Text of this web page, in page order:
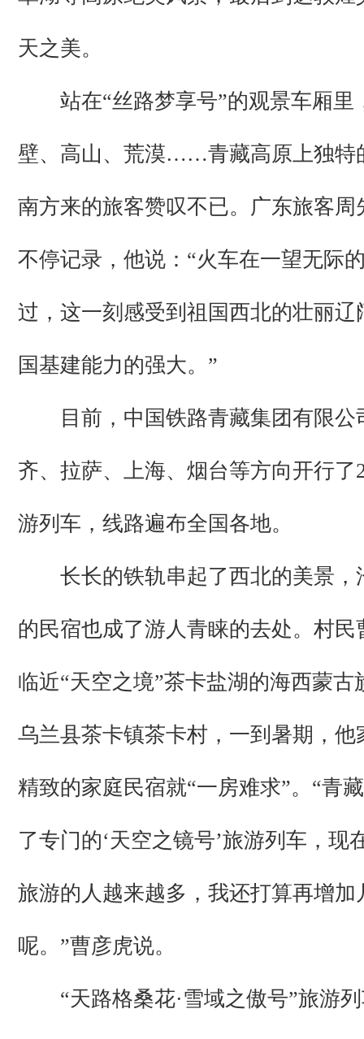
天之美。
站在“丝路梦享号”的观景车厢里
壁、高山、荒漠……青藏高原上独特
南方来的旅客赞叹不已。广东旅客周
不停记录，他说：“火车在一望无际
过，这一刻感受到祖国西北的壮丽辽
国基建能力的强大。”
目前，中国铁路青藏集团有限公
齐、拉萨、上海、烟台等方向开行了
游列车，线路遍布全国各地。
长长的铁轨串起了西北的美景，
的民宿也成了游人青睐的去处。村民
临近“天空之境”茶卡盐湖的海西蒙古
乌兰县茶卡镇茶卡村，一到暑期，他
精致的家庭民宿就“一房难求”。“青
了专门的‘天空之镜号’旅游列车，现
旅游的人越来越多，我还打算再增加
呢。”曹彦虎说。
“天路格桑花·雪域之傲号”旅游列